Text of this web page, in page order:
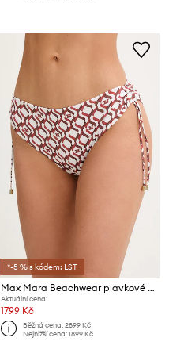
*-5 % s kódem: LST
Max Mara Beachwear plavkové kalhotky dámské SIBILLA
Aktuální cena:
1799 Kč
Běžná cena:2899 Kč
Nejnižší cena:1899 Kč